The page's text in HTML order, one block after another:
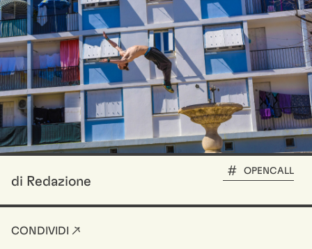
di Redazione
OPENCALL
CONDIVIDI ↗